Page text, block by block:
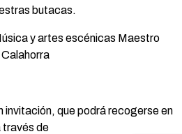
butacas.
y artes escénicas Maestro
invitación, que podrá recogerse en
través de